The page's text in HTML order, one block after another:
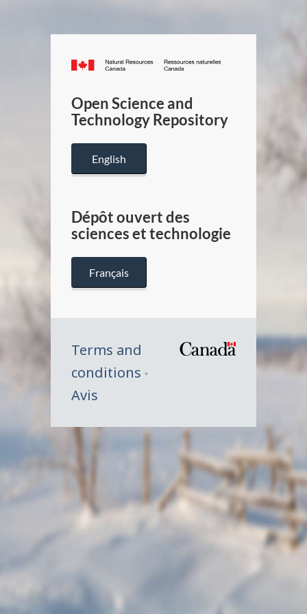
Canada.ca
/
Canada
Open Science and
Technology Repository
English
Dépôt ouvert des
sciences et technologie
Français
Terms and
conditions
Avis
Symbole
Canada